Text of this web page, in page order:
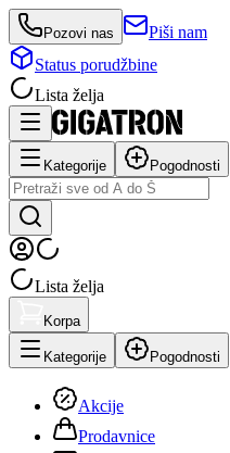
Pozovi nas
Piši nam
Status porudžbine
Lista želja
Kategorije Pogodnosti
Lista želja
Korpa
Kategorije Pogodnosti
Akcije
Prodavnice